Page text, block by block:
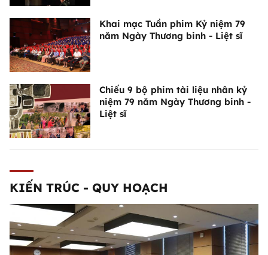
Khai mạc Tuần phim Kỷ niệm 79
năm Ngày Thương binh - Liệt sĩ
Chiếu 9 bộ phim tài liệu nhân kỷ
niệm 79 năm Ngày Thương binh -
Liệt sĩ
KIẾN TRÚC - QUY HOẠCH
Đề cao bản sắc văn hóa và tính khả
thi trong quá trình sửa đổi, bổ sung
một số điều của Luật Kiến trúc